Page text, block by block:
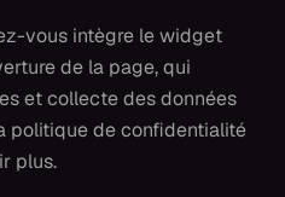
vous intègre le widget
de la page, qui
et collecte des données
politique de confidentialité
plus.